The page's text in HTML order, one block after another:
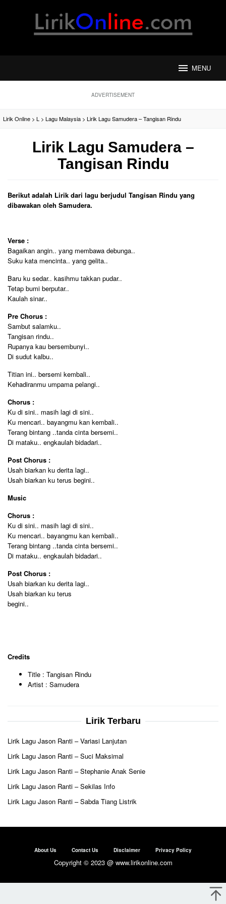
MENU
ADVERTISEMENT
Lirik Online > L > Lagu Malaysia > Lirik Lagu Samudera – Tangisan Rindu
Lirik Lagu Samudera –
Tangisan Rindu
Berikut adalah Lirik dari lagu berjudul Tangisan Rindu yang
dibawakan oleh Samudera.
Verse :
Bagaikan angin.. yang membawa debunga..
Suku kata mencinta.. yang gelita..
Baru ku sedar.. kasihmu takkan pudar..
Tetap bumi berputar..
Kaulah sinar..
Pre Chorus :
Sambut salamku..
Tangisan rindu..
Rupanya kau bersembunyi..
Di sudut kalbu..
Titian ini.. bersemi kembali..
Kehadiranmu umpama pelangi..
Chorus :
Ku di sini.. masih lagi di sini..
Ku mencari.. bayangmu kan kembali..
Terang bintang ..tanda cinta bersemi..
Di mataku.. engkaulah bidadari..
Post Chorus :
Usah biarkan ku derita lagi..
Usah biarkan ku terus begini..
Music
Chorus :
Ku di sini.. masih lagi di sini..
Ku mencari.. bayangmu kan kembali..
Terang bintang ..tanda cinta bersemi..
Di mataku.. engkaulah bidadari..
Post Chorus :
Usah biarkan ku derita lagi..
Usah biarkan ku terus
begini..
Credits
Title : Tangisan Rindu
Artist : Samudera
Lirik Terbaru
Lirik Lagu Jason Ranti – Variasi Lanjutan
Lirik Lagu Jason Ranti – Suci Maksimal
Lirik Lagu Jason Ranti – Stephanie Anak Senie
Lirik Lagu Jason Ranti – Sekilas Info
Lirik Lagu Jason Ranti – Sabda Tiang Listrik
About Us Contact Us Disclaimer Privacy Policy
Copyright © 2023 @ www.lirikonline.com